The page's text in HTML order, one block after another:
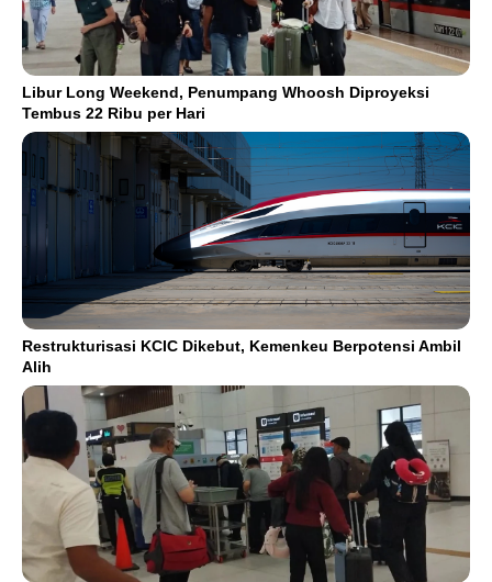
Libur Long Weekend, Penumpang Whoosh Diproyeksi
Tembus 22 Ribu per Hari
Restrukturisasi KCIC Dikebut, Kemenkeu Berpotensi Ambil
Alih